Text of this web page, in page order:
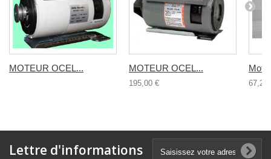
MOTEUR OCEL... MOTEUR OCEL...
195,00 € 67,20
Lettre d'informations